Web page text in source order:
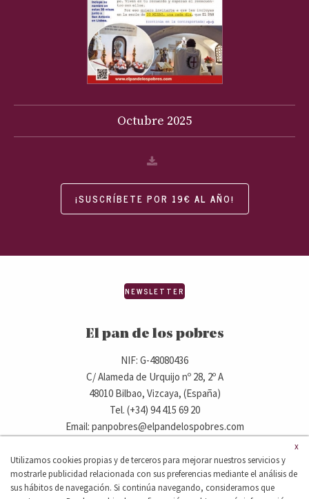
Octubre 2025
¡SUSCRÍBETE POR 19€ AL AÑO!
El pan de los pobres
NIF: G-48080436
C/ Alameda de Urquijo nº 28, 2º A
48010 Bilbao, Vizcaya, (España)
Tel. (+34) 94 415 69 20
Email: panpobres@elpandelospobres.com
NEWSLETTER
© 2020 elpandelospobres.com.
Aviso legal
Cláusula de exención de responsabilidad
x
Utilizamos cookies propias y de terceros para mejorar nuestros servicios y
mostrarle publicidad relacionada con sus preferencias mediante el análisis de
sus hábitos de navegación. Si continúa navegando, consideramos que